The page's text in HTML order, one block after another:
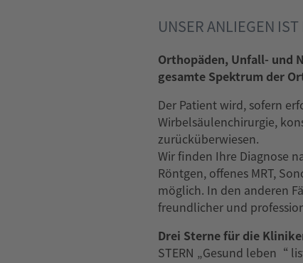
UNSER ANLIEGEN
Orthopäden, Unfall- und
gesamte Spektrum der
Der Patient wird, sofern
Wirbelsäulenchirurgie,
zurücküberwiesen.
Wir finden Ihre Diagnose
Röntgen, offenes MRT,
möglich. In den anderen
freundlicher und
Drei Sterne für die
STERN „Gesund leben“